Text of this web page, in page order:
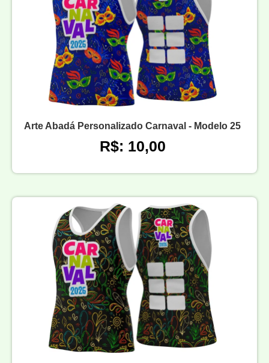
Arte Abadá Personalizado Carnaval - Modelo 25
R$: 10,00